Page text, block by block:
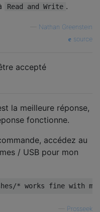
Read and Write .
Nathan Greenstein
source
accepté
la meilleure réponse,
fonctionne.
accédez au
/ USB pour mon
Prosseek